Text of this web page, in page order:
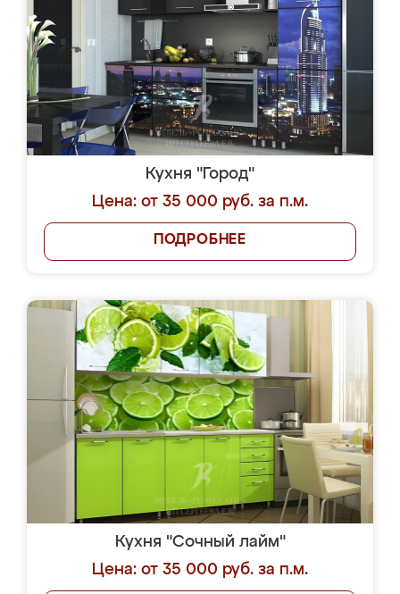
Кухня "Город"
Цена: от 35 000 руб. за п.м.
ПОДРОБНЕЕ
Кухня "Сочный лайм"
Цена: от 35 000 руб. за п.м.